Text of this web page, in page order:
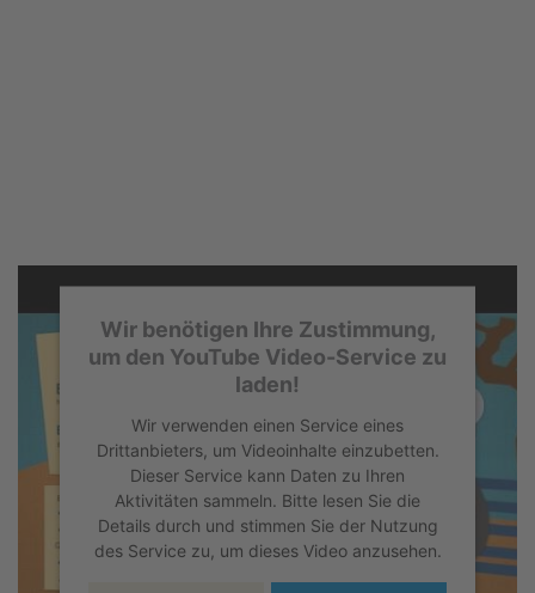
Wir benötigen Ihre Zustimmung,
um den YouTube Video-Service zu
laden!
Wir verwenden einen Service eines
Drittanbieters, um Videoinhalte einzubetten.
Dieser Service kann Daten zu Ihren
Aktivitäten sammeln. Bitte lesen Sie die
Details durch und stimmen Sie der Nutzung
des Service zu, um dieses Video anzusehen.